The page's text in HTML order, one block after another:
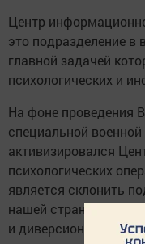
Центр
это подразделение
главной задачей
психологических и
На фоне проведения
специальной
активизировался
психологических
является склонить
нашей страны в
и диверсионных